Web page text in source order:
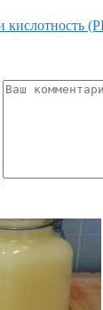
кислотность